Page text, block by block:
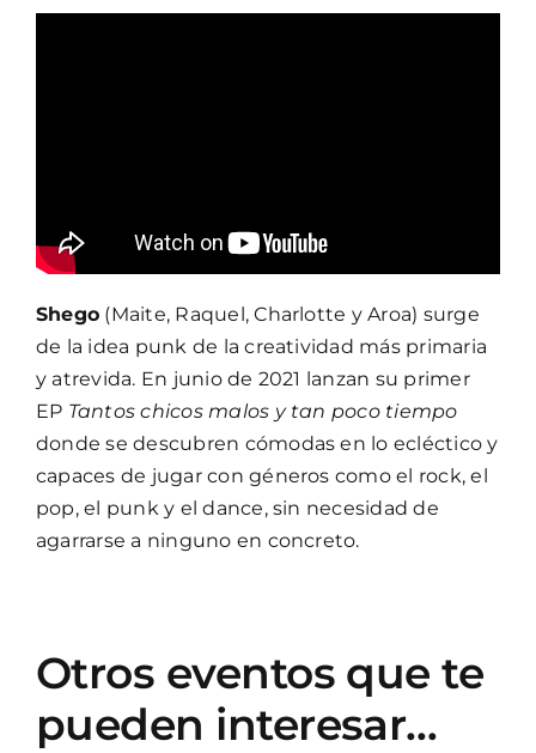
Shego (Maite, Raquel, Charlotte y Aroa) surge
de la idea punk de la creatividad más primaria
y atrevida. En junio de 2021 lanzan su primer
EP Tantos chicos malos y tan poco tiempo
donde se descubren cómodas en lo ecléctico y
capaces de jugar con géneros como el rock, el
pop, el punk y el dance, sin necesidad de
agarrarse a ninguno en concreto.
Otros eventos que te
pueden interesar…